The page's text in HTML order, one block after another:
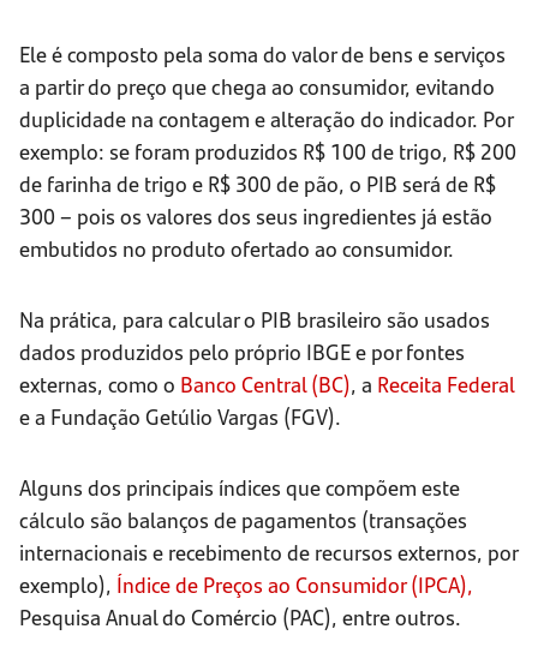
Ele é composto pela soma do valor de bens e serviços
a partir do preço que chega ao consumidor, evitando
duplicidade na contagem e alteração do indicador. Por
exemplo: se foram produzidos R$ 100 de trigo, R$ 200
de farinha de trigo e R$ 300 de pão, o PIB será de R$
300 – pois os valores dos seus ingredientes já estão
embutidos no produto ofertado ao consumidor.
Na prática, para calcular o PIB brasileiro são usados
dados produzidos pelo próprio IBGE e por fontes
externas, como o Banco Central (BC), a Receita Federal
e a Fundação Getúlio Vargas (FGV).
Alguns dos principais índices que compõem este
cálculo são balanços de pagamentos (transações
internacionais e recebimento de recursos externos, por
exemplo), Índice de Preços ao Consumidor (IPCA),
Pesquisa Anual do Comércio (PAC), entre outros.